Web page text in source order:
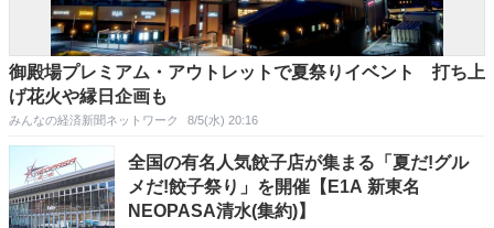
御殿場プレミアム・アウトレットで夏祭りイベント 打ち上
げ花火や縁日企画も
みんなの経済新聞ネットワーク 8/5(水) 20:16
全国の有名人気餃子店が集まる「夏だ!グル
メだ!餃子祭り」を開催【E1A 新東名
NEOPASA清水(集約)】